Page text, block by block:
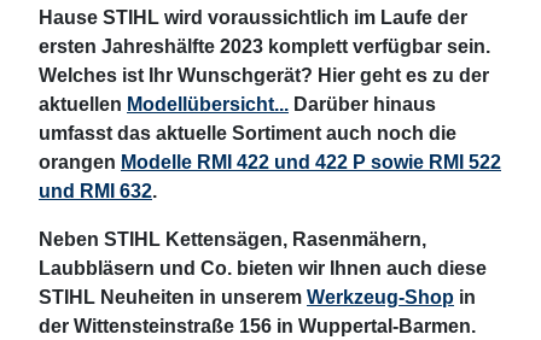
Hause STIHL wird voraussichtlich im Laufe der
ersten Jahreshälfte 2023 komplett verfügbar sein.
Welches ist Ihr Wunschgerät? Hier geht es zu der
aktuellen Modellübersicht... Darüber hinaus
umfasst das aktuelle Sortiment auch noch die
orangen Modelle RMI 422 und 422 P sowie RMI 522
und RMI 632.
Neben STIHL Kettensägen, Rasenmähern,
Laubbläsern und Co. bieten wir Ihnen auch diese
STIHL Neuheiten in unserem Werkzeug-Shop in
der Wittensteinstraße 156 in Wuppertal-Barmen.